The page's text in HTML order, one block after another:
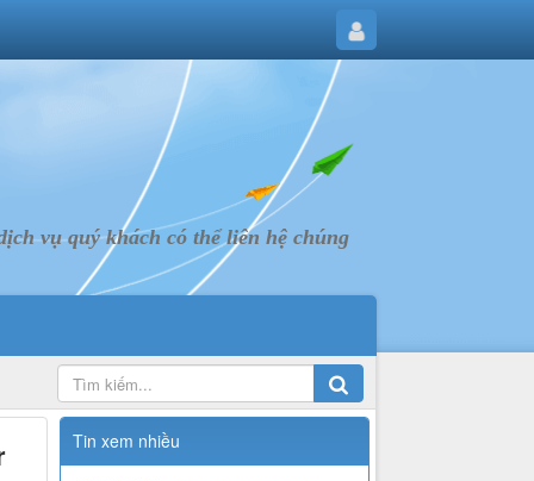
vụ quý khách có thể liên hệ chúng
Tin xem nhiều